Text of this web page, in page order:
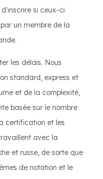
si ceux-ci
un membre de la
les délais. Nous
standard, express et
et de la complexité,
basée sur le nombre
certification et les
avec la
et russe, de sorte que
de notation et le